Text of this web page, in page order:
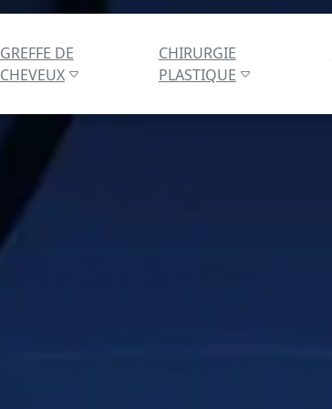
GREFFE DE
CHEVEUX
CHIRURGIE
PLASTIQUE